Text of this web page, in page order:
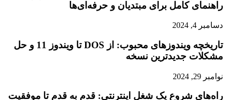
راهنمای کامل برای مبتدیان و حرفه‌ای‌ها
دسامبر 4, 2024
تاریخچه ویندوزهای محبوب: از DOS تا ویندوز 11 و حل
مشکلات جدیدترین نسخه
نوامبر 29, 2024
راه‌های شروع یک شغل اینترنتی: قدم به قدم تا موفقیت